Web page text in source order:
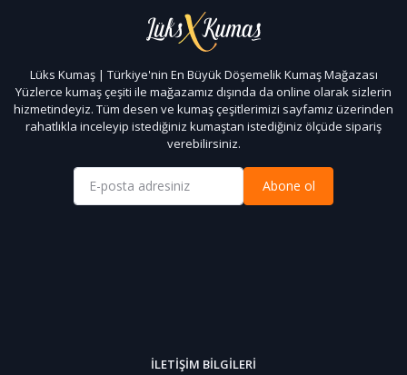
Lüks Kumaş | Türkiye'nin En Büyük Döşemelik Kumaş Mağazası
Yüzlerce kumaş çeşiti ile mağazamız dışında da online olarak sizlerin
hizmetindeyiz. Tüm desen ve kumaş çeşitlerimizi sayfamız üzerinden
rahatlıkla inceleyip istediğiniz kumaştan istediğiniz ölçüde sipariş
verebilirsiniz.
Abone ol
İLETIŞIM BILGILERI